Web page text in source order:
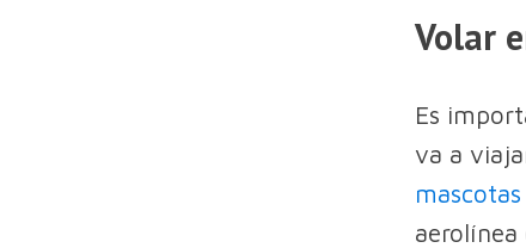
Volar
Es
va a
mascotas